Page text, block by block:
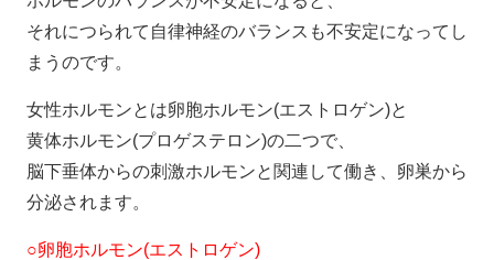
それにつられて自律神経のバランスも不安定になってし
まうのです。
女性ホルモンとは卵胞ホルモン(エストロゲン)と
黄体ホルモン(プロゲステロン)の二つで、
脳下垂体からの刺激ホルモンと関連して働き、卵巣から
分泌されます。
○卵胞ホルモン(エストロゲン)